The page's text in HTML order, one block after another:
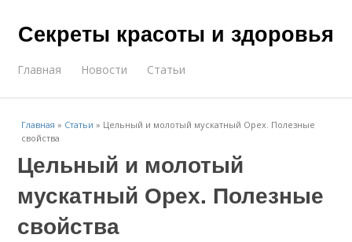
Секреты красоты и здоровья
Главная Новости Статьи
Главная » Статьи » Цельный и молотый мускатный Орех. Полезные
свойства
Цельный и молотый
мускатный Орех. Полезные
свойства